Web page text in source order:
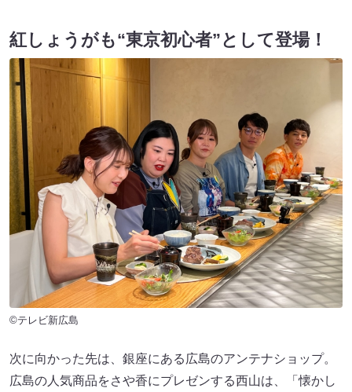
紅しょうがも“東京初心者”として登場！
©テレビ新広島
次に向かった先は、銀座にある広島のアンテナショップ。
広島の人気商品をさや香にプレゼンする西山は、「懐かし